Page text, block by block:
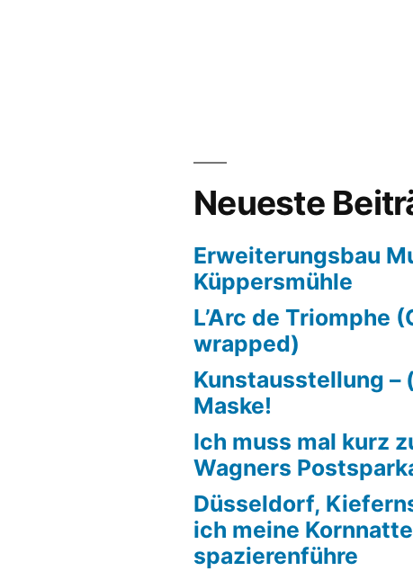
Neueste
Erweiterungsbau
Küppersmühle
L’Arc de Triomphe
wrapped)
Kunstausstellung –
Maske!
Ich muss mal kurz
Wagners
Düsseldorf,
ich meine
spazierenführe